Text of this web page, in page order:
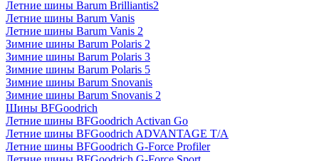
Летние шины Barum Brilliantis2
Летние шины Barum Vanis
Летние шины Barum Vanis 2
Зимние шины Barum Polaris 2
Зимние шины Barum Polaris 3
Зимние шины Barum Polaris 5
Зимние шины Barum Snovanis
Зимние шины Barum Snovanis 2
Шины BFGoodrich
Летние шины BFGoodrich Activan Go
Летние шины BFGoodrich ADVANTAGE T/A
Летние шины BFGoodrich G-Force Profiler